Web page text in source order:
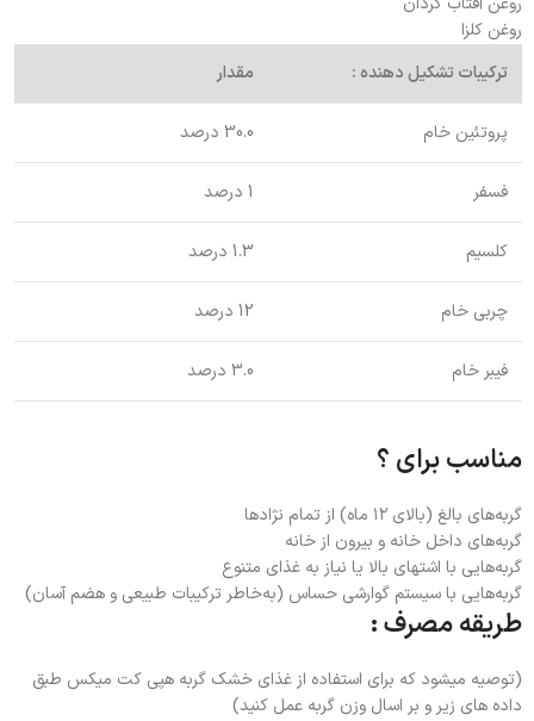
روغن کلزا
ترکیبات تشکیل دهنده :
مقدار
پروتئین خام 30.0 درصد
فسفر 1 درصد
کلسیم 1.3 درصد
چربی خام 12 درصد
فیبر خام 3.0 درصد
مناسب برای ؟
گربه‌های بالغ (بالای ۱۲ ماه) از تمام نژادها
گربه‌های داخل خانه و بیرون از خانه
گربه‌هایی با اشتهای بالا یا نیاز به غذای متنوع
گربه‌هایی با سیستم گوارشی حساس (به‌خاطر ترکیبات طبیعی و هضم آسان)
طریقه مصرف :
(توصیه میشود که برای استفاده از غذای خشک گربه هپی کت میکس طبق
داده های زیر و بر اسال وزن گربه عمل کنید)